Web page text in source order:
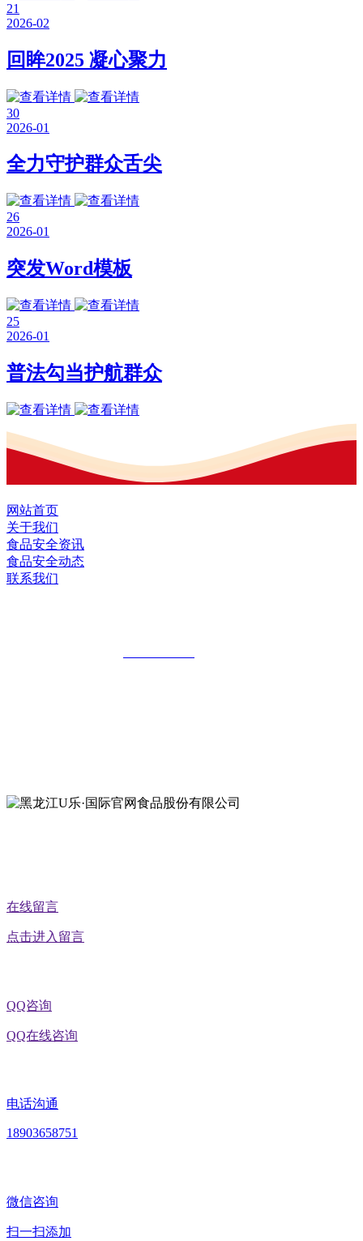
21
2026-02
回眸2025 凝心聚力
30
2026-01
全力守护群众舌尖
26
2026-01
突发Word模板
25
2026-01
普法勾当护航群众
网站首页
关于我们
食品安全资讯
食品安全动态
联系我们
在线留言
点击进入留言
QQ咨询
QQ在线咨询
电话沟通
18903658751
微信咨询
扫一扫添加